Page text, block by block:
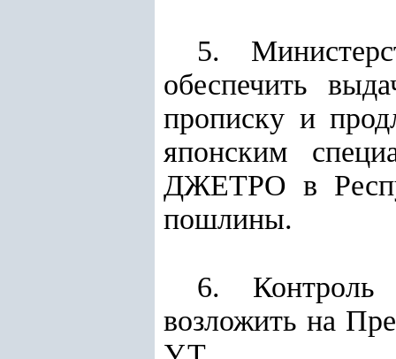
5.
обеспечить
прописку и
японским
ДЖЕТРО в
пошлины.
6. Контроль
возложить на